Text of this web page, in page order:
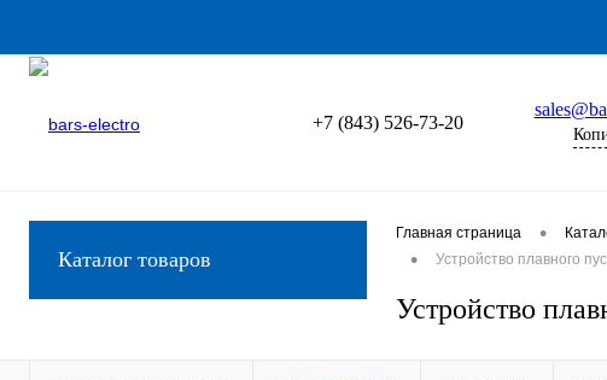
+7 (843) 526-73-20
Каталог товаров
Главная страница •
• Устройство плавного
Устройство